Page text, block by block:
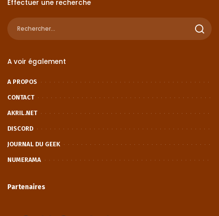
Effectuer une recherche
A voir également
A PROPOS
CONTACT
AKRIL.NET
DISCORD
JOURNAL DU GEEK
NUMERAMA
Partenaires